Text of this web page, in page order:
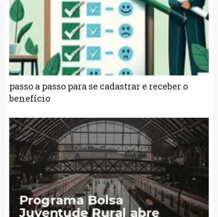
passo a passo para se cadastrar e receber o
benefício